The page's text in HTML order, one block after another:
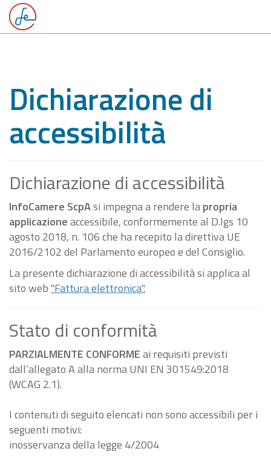
Dichiarazione di
accessibilità
Dichiarazione di accessibilità
InfoCamere ScpAsi impegna a rendere lapropria
applicazioneaccessibile, conformemente al D.lgs 10
agosto 2018, n. 106 che ha recepito la direttiva UE
2016/2102 del Parlamento europeo e del Consiglio.
La presente dichiarazione di accessibilità si applica al
sito web"Fattura elettronica".
Stato di conformità
PARZIALMENTE CONFORMEai requisiti previsti
dall’allegato A alla norma UNI EN 301549:2018
(WCAG 2.1).
I contenuti di seguito elencati non sono accessibili per i
seguenti motivi:
inosservanza della legge 4/2004